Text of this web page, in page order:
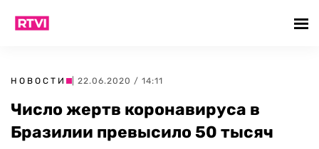
НОВОСТИ | 22.06.2020 / 14:11
Число жертв коронавируса в
Бразилии превысило 50 тысяч